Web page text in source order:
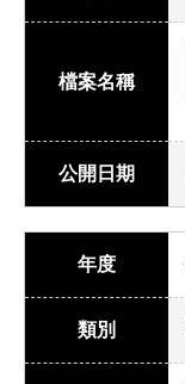
檔案名稱
公開日期
年度
類別